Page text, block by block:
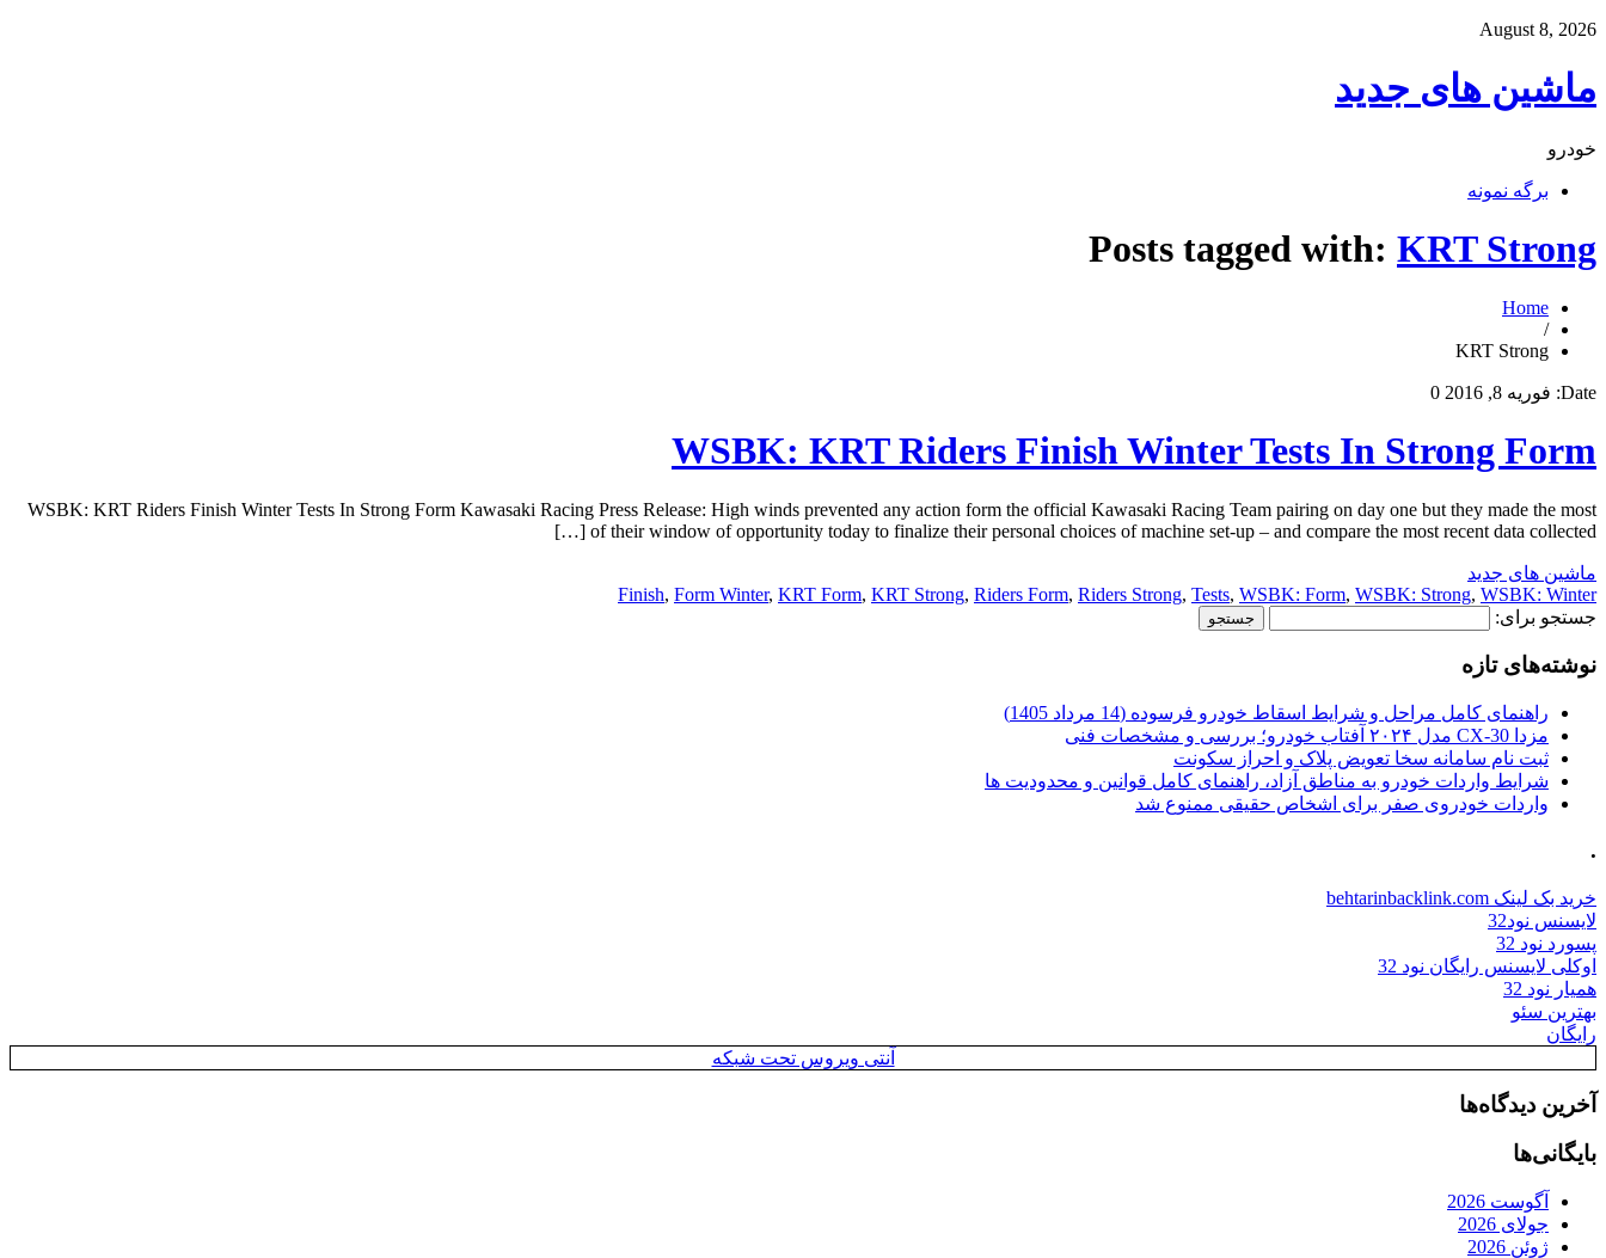
August 8, 2026
ماشین های جدید
خودرو
برگه نمونه
Posts tagged with: KRT Strong
Home
/
KRT Strong
Date: فوریه 8, 2016 0
WSBK: KRT Riders Finish Winter Tests In Strong Form
WSBK: KRT Riders Finish Winter Tests In Strong Form Kawasaki Racing Press Release: High winds prevented any action form the official Kawasaki Racing Team pairing on day one but they made the most
of their window of opportunity today to finalize their personal choices of machine set-up – and compare the most recent data collected […]
ماشین های جدید
Finish, Form Winter, KRT Form, KRT Strong, Riders Form, Riders Strong, Tests, WSBK: Form, WSBK: Strong, WSBK: Winter
جستجو برای:
نوشته‌های تازه
راهنمای کامل مراحل و شرایط اسقاط خودرو فرسوده (14 مرداد 1405)
مزدا CX-30 مدل ۲۰۲۴ آفتاب خودرو؛ بررسی و مشخصات فنی
ثبت نام سامانه سخا تعویض پلاک و احراز سکونت
شرایط واردات خودرو به مناطق آزاد، راهنمای کامل قوانین و محدودیت ها
واردات خودروی صفر برای اشخاص حقیقی ممنوع شد
.
خرید بک لینک behtarinbacklink.com
لایسنس نود32
پسورد نود 32
اوکلی لایسنس رایگان نود 32
همیار نود 32
بهترین سئو
رایگان
آنتی ویروس تحت شبکه
آخرین دیدگاه‌ها
بایگانی‌ها
آگوست 2026
جولای 2026
ژوئن 2026